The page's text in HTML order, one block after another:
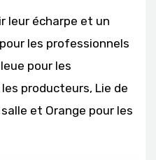
leur écharpe et un
les professionnels
pour les
producteurs, Lie de
et Orange pour les